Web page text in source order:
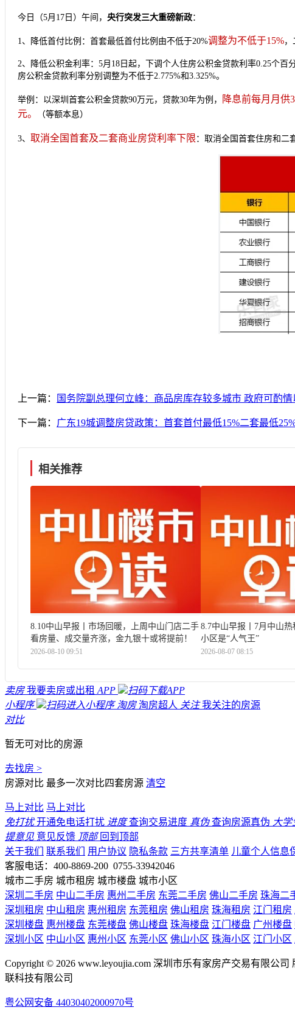
今日（5月17日）午间， 央行突发三大重磅新政：
1、降低首付比例：首套最低首付比例由不低于20%调整为不低于15%，
2、降低公积金利率：5月18日起，下调个人住房公积金贷款利率0.25个
房公积金贷款利率分别调整为不低于2.775%和3.325%。
举例：以深圳首套公积金贷款90万元，贷款30年为例， 降息前每月月供
元。
（等额本息）
3、 取消全国首套及二套商业房贷利率下限 ：取消全国首套住房和二
上一篇： 国务院副总理何立峰：商品房库存较多城市 政府可酌
下一篇： 广东19城调整房贷政策：首套首付最低15%二套最低
相关推荐
8.10中山早报丨市场回暖，上周中山门店二手
看房量、成交量齐涨，金九银十或将提前！
2026-08-10 09:51
8.7中山早报丨7月中山
小区是“人气王”
2026-08-07 08:15
卖房 我要卖房或出租 APP
扫码下载APP
小程序
扫码进入小程序 淘房 淘房超人 关注 我关注的房源
对比
暂无可对比的房源
去找房 >
房源对比 最多一次对比四套房源 清空
马上对比 马上对比
免打扰 开通免电话打扰 进度 查询交易进度 真伪 查询房源真伪 大
提意见 意见反馈 顶部 回到顶部
关于我们
联系我们 用户协议 隐私条款 三方共享清单 儿童个人信息
客服电话：400-8869-200 0755-33942046
城市二手房 城市租房 城市楼盘 城市小区
深圳二手房 中山二手房 惠州二手房 东莞二手房 佛山二手房 珠海二
深圳租房 中山租房 惠州租房 东莞租房 佛山租房 珠海租房 江门租房
深圳楼盘 惠州楼盘 东莞楼盘 佛山楼盘 珠海楼盘 江门楼盘 广州楼盘
深圳小区 中山小区 惠州小区 东莞小区 佛山小区 珠海小区 江门小区
Copyright © 2026 www.leyoujia.com 深圳市乐有家房产交易有限公司
联科技有限公司
粤公网安备 44030402000970号